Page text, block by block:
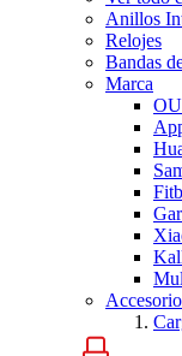
Anillos
Relojes
Bandas
Marca